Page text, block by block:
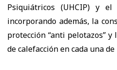
Psiquiátricos (UHCIP) y el
incorporando además, la
protección “anti pelotazos”
de calefacción en cada una de